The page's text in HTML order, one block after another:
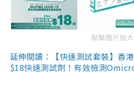
點擊圖片放大
延伸閱讀：【快速測試套裝】香
$18快速測試劑！有效檢測